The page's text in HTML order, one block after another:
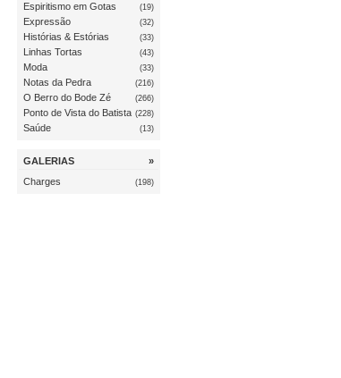
Espiritismo em Gotas (19)
Expressão (32)
Histórias & Estórias (33)
Linhas Tortas (43)
Moda (33)
Notas da Pedra (216)
O Berro do Bode Zé (266)
Ponto de Vista do Batista (228)
Saúde (13)
GALERIAS
»
Charges
(198)